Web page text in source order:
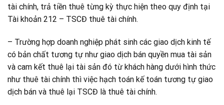
tài chính, trả tiền thuê từng kỳ thực hiện theo quy định tại
Tài khoản 212 – TSCĐ thuê tài chính.
– Trường hợp doanh nghiệp phát sinh các giao dịch kinh tế
có bản chất tương tự như giao dịch bán quyền mua tài sản
và cam kết thuê lại tài sản đó từ khách hàng dưới hình thức
như thuê tài chính thì việc hạch toán kế toán tương tự giao
dịch bán và thuê lại TSCĐ là thuê tài chính.